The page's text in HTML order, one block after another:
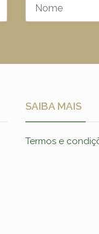
SAIBA MAIS
Termos e